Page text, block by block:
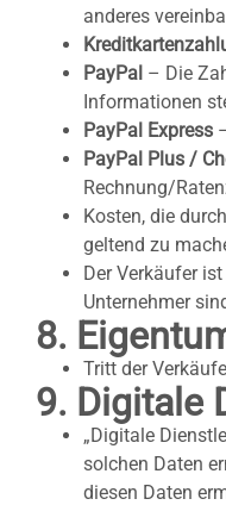
anderes
PayPal – Die
Informationen
PayPal Express
PayPal Plus /
Rechnung/
Kosten, die
geltend zu
Der Verkäufer
Unternehmer
8.
Tritt der
9. Digitale
„Digitale
solchen Daten
diesen Daten